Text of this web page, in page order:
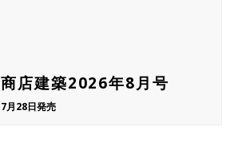
商店建築2026年8月号
7月28日発売